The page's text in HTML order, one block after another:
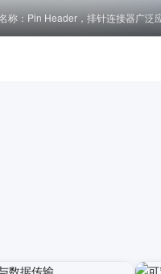
称：Pin Header，排针连接器广泛